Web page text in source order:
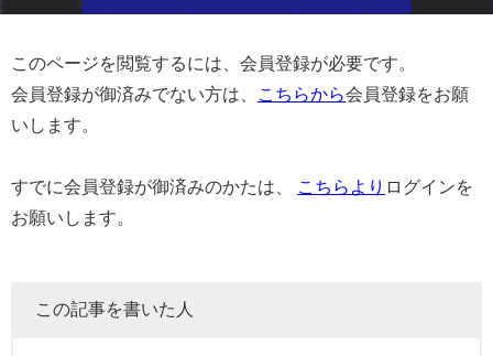
このページを閲覧するには、会員登録が必要です。
会員登録が御済みでない方は、
こちらから会員登録をお願
いします。
すでに会員登録が御済みのかたは、 こちらより ログインを
お願いします。
この記事を書いた人